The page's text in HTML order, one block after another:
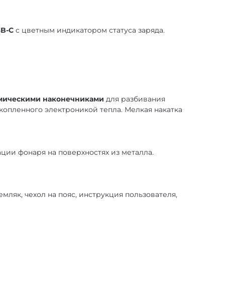
C c цветным индикатором статуса заряда.
наконечниками для разбивания
электроникой тепла. Мелкая накатка
фонаря на поверхностях из металла.
чехол на пояс, инструкция пользователя,